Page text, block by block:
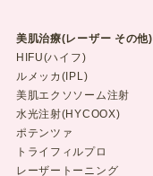
美肌治療(レーザー その他)
HIFU(ハイフ)
ルメッカ(IPL)
美肌エクソソーム注射
水光注射(HYCOOX)
ポテンツァ
トライフィルプロ
レーザートーニング